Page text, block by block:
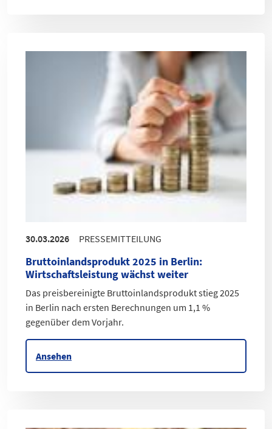
30.03.2026 PRESSEMITTEILUNG
Bruttoinlandsprodukt 2025 in Berlin:
Wirtschaftsleistung wächst weiter
Das preisbereinigte Bruttoinlandsprodukt stieg 2025
in Berlin nach ersten Berechnungen um 1,1 %
gegenüber dem Vorjahr.
Ansehen